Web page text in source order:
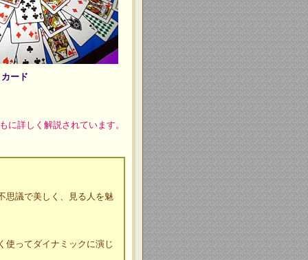
カード
詳しく解説されています。
思議で美しく、見る人を魅
使ってダイナミックに演じ